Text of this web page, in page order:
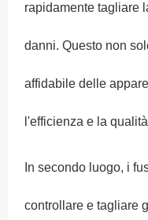
rapidamente tagliare
danni. Questo non
affidabile delle
l'efficienza e la
In secondo luogo, i
controllare e tagliare